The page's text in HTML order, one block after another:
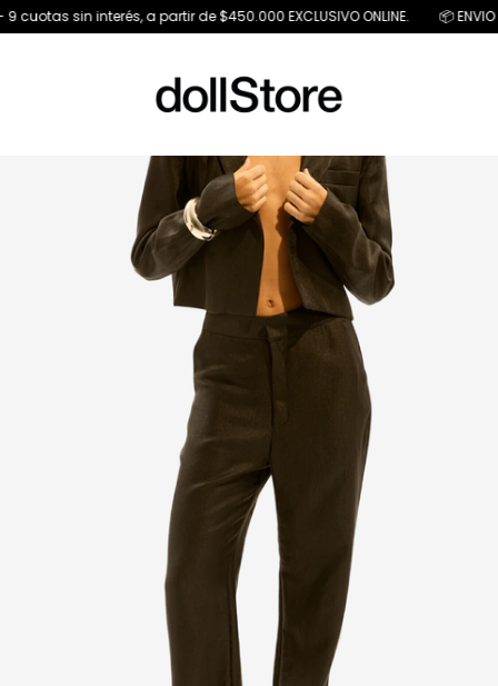
interés, a partir de $450.000 EXCLUSIVO ONLINE. 📦 ENVIO GRATIS A